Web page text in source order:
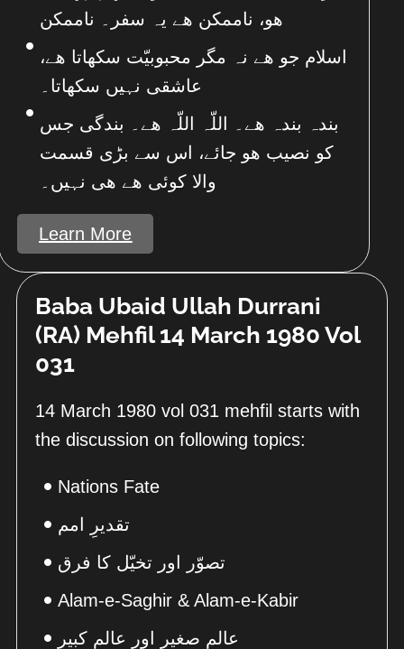
ھو، ناممکن ھے یہ سفر۔ ناممکن
اسلام جو ھے نہ مگر محبوبیّت سکھاتا ھے،
عاشقی نہیں سکھاتا۔
بندہ بندہ ھے۔ اللّہ اللّہ ھے۔ بندگی جس
کو نصیب ھو جائے، اس سے بڑی قسمت
والا کوئی ھے ھی نہیں۔
Learn More
Baba Ubaid Ullah Durrani
(RA) Mehfil 14 March 1980 Vol
031
14 March 1980 vol 031 mehfil starts with
the discussion on following topics:
Nations Fate
تقدیرِ امم
تصوّر اور تخیّل کا فرق
Alam-e-Saghir & Alam-e-Kabir
عالمِ صغیر اور عالمِ کبیر